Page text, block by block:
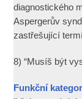
diagnostického
Aspergerův
zastřešující
8) “Musíš být
Funkční